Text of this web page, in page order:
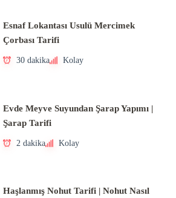
Esnaf Lokantası Usulü Mercimek
Çorbası Tarifi
30 dakika Kolay
Evde Meyve Suyundan Şarap Yapımı |
Şarap Tarifi
2 dakika Kolay
Haşlanmış Nohut Tarifi | Nohut Nasıl